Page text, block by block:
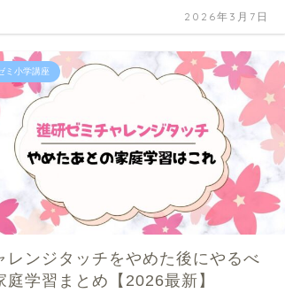
2026年3月7日
ミ小学講座
レンジタッチをやめた後にやるべ
庭学習まとめ【2026最新】